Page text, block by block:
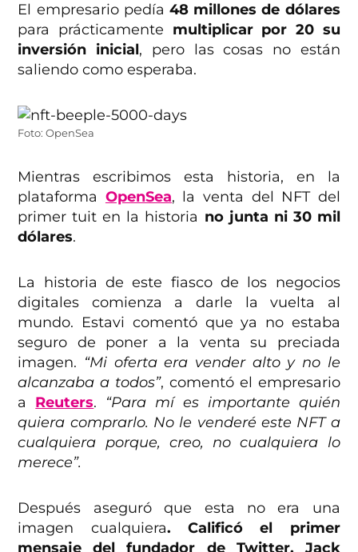
El empresario pedía 48 millones de dólares
para prácticamente multiplicar por 20 su
inversión inicial, pero las cosas no están
saliendo como esperaba.
Foto: OpenSea
Mientras escribimos esta historia, en la
plataforma OpenSea, la venta del NFT del
primer tuit en la historia no junta ni 30 mil
dólares.
La historia de este fiasco de los negocios
digitales comienza a darle la vuelta al
mundo. Estavi comentó que ya no estaba
seguro de poner a la venta su preciada
imagen. “Mi oferta era vender alto y no le
alcanzaba a todos”, comentó el empresario
a Reuters. “Para mí es importante quién
quiera comprarlo. No le venderé este NFT a
cualquiera porque, creo, no cualquiera lo
merece”.
Después aseguró que esta no era una
imagen cualquiera. Calificó el primer
mensaje del fundador de Twitter, Jack